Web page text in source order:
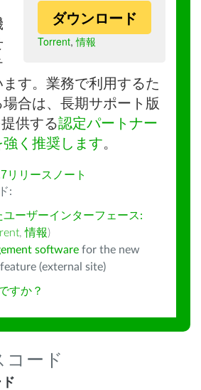
ダウンロード
Torrent,情報
す。業務で利用するた
合は、長期サポート版
供する認定パートナー
く推奨します。
リリースノート
:
ユーザーインターフェース:
,情報)
software for the new
(external site)
すか？
コード